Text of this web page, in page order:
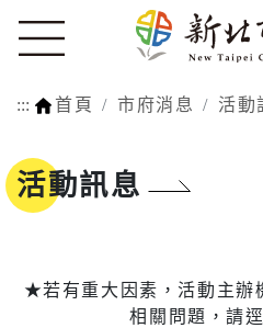
::: 首頁 市府消息 活動
活動訊息
★若有重大因素，活動主辦
相關問題，請